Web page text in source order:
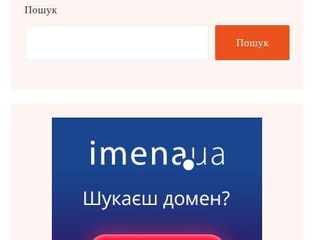
Пошук
Пошук